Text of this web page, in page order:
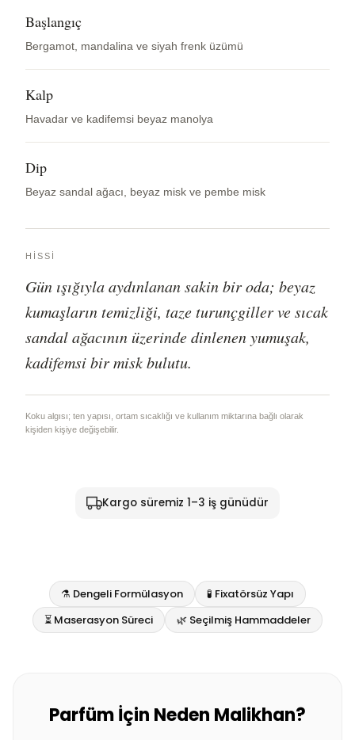
Başlangıç
Bergamot, mandalina ve siyah frenk üzümü
Kalp
Havadar ve kadifemsi beyaz manolya
Dip
Beyaz sandal ağacı, beyaz misk ve pembe misk
HISSI
Gün ışığıyla aydınlanan sakin bir oda; beyaz
kumaşların temizliği, taze turunçgiller ve sıcak
sandal ağacının üzerinde dinlenen yumuşak,
kadifemsi bir misk bulutu.
Koku algısı; ten yapısı, ortam sıcaklığı ve kullanım miktarına bağlı olarak
kişiden kişiye değişebilir.
Kargo süremiz 1–3 iş günüdür
⚗️ Dengeli Formülasyon
🧪 Fixatörsüz Yapı
⏳ Maserasyon Süreci
🌿 Seçilmiş Hammaddeler
Parfüm İçin Neden Malikhan?